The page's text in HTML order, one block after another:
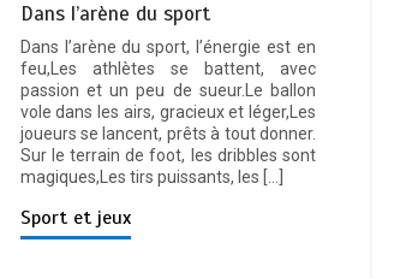
Dаnѕ l’аrѐnе du ѕроrt
Dans l’arène du sport, l’énergie est en
feu,Les athlètes se battent, avec
passion et un peu de sueur.Le ballon
vole dans les airs, gracieux et léger,Les
joueurs se lancent, prêts à tout donner.
Sur le terrain de foot, les dribbles sont
magiques,Les tirs puissants, les […]
Sport et jeux